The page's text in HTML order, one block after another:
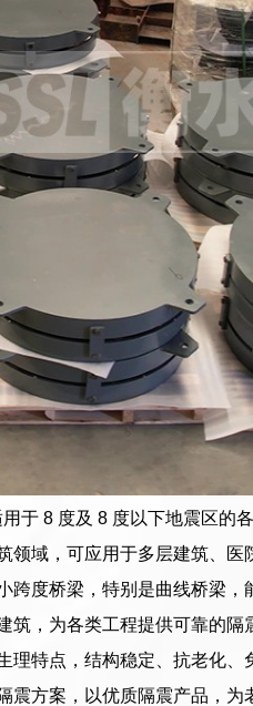
用于 8 度及 8 度以下地震区的
领域，可应用于多层建筑、
度桥梁，特别是曲线桥梁，
，为各类工程提供可靠的隔
理特点，结构稳定、抗老化
方案，以优质隔震产品，为